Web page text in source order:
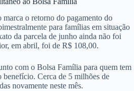
o retorno do pagamento do
para famílias em situação
da parcela de junho ainda não foi
em abril, foi de R$ 108,00.
com o Bolsa Família para quem tem
Cerca de 5 milhões de
novamente neste mês.